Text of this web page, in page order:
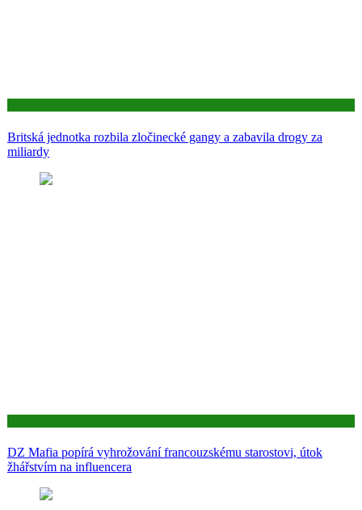
Britská jednotka rozbila zločinecké gangy a zabavila drogy za
miliardy
DZ Mafia popírá vyhrožování francouzskému starostovi, útok
žhářstvím na influencera